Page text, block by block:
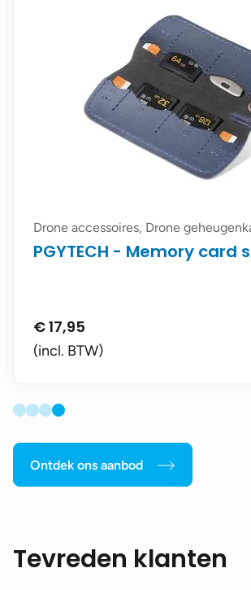
Drone accessoires, Drone
PGYTECH - Memory card
€17,95
(incl. BTW)
Ontdek ons aanbod
Tevreden klanten